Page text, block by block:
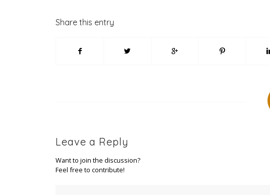
Share this entry
Leave a Reply
Want to join the discussion?
Feel free to contribute!